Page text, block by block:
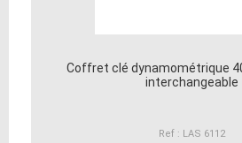
Coffret clé dynamométrique
interchangeable
Ref : LAS 6112